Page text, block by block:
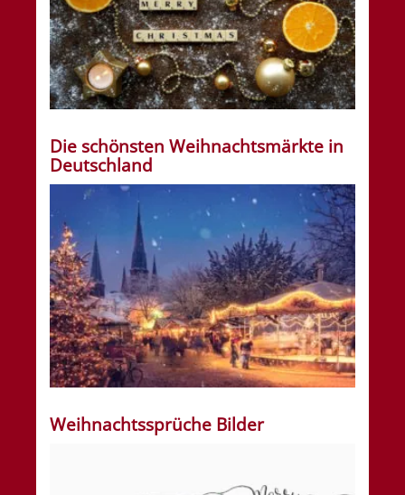
Die schönsten Weihnachtsmärkte in
Deutschland
Weihnachtssprüche Bilder